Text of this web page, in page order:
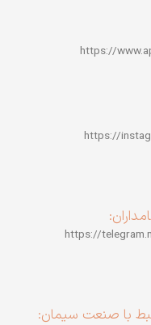
https://
https://
https://
با صنعت سیمان: